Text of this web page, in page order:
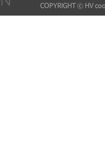
COPYRIGHT ⓒ HV